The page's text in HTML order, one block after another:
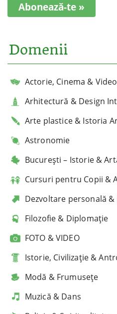
Abonează-te »
Domenii
Actorie, Cinema &
Arhitectură & Design
Arte plastice & Istoria
Astronomie
București – Istorie &
Cursuri pentru Copii &
Dezvoltare personală
Filozofie & Diplomație
FOTO & VIDEO
Istorie, Civilizație &
Modă & Frumusețe
Muzică & Dans